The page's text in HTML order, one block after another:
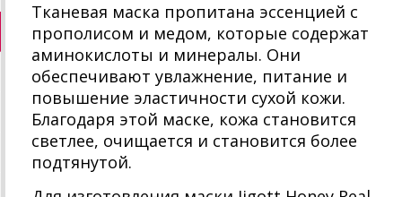
Тканевая маска пропитана эссенцией с
прополисом и медом, которые содержат
аминокислоты и минералы. Они
обеспечивают увлажнение, питание и
повышение эластичности сухой кожи.
Благодаря этой маске, кожа становится
светлее, очищается и становится более
подтянутой.